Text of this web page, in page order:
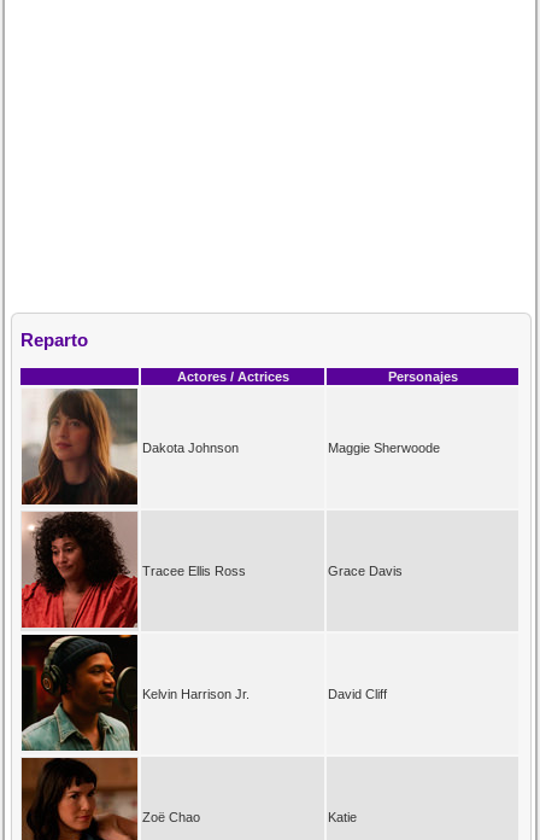
Reparto
Actores / Actrices Personajes
Dakota Johnson Maggie Sherwoode
Tracee Ellis Ross Grace Davis
Kelvin Harrison Jr. David Cliff
Zoë Chao Katie